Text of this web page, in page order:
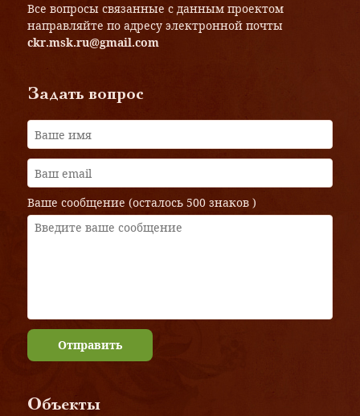
Все вопросы связанные с данным проектом
направляйте по адресу электронной почты
ckr.msk.ru@gmail.com
Задать вопрос
Ваше сообщение (осталось 500 знаков )
Отправить
Объекты